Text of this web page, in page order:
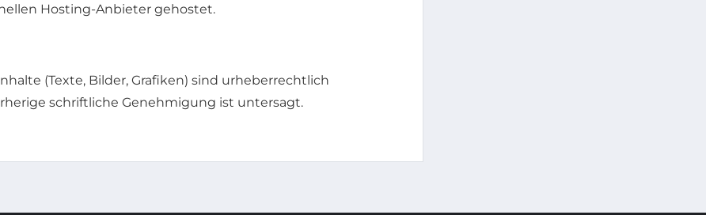
Hosting-Anbieter gehostet.
(Texte, Bilder, Grafiken) sind urheberrechtlich
schriftliche Genehmigung ist untersagt.